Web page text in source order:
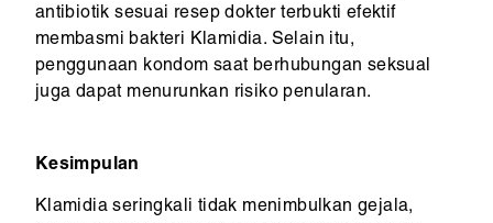
antibiotik sesuai resep dokter terbukti efektif
membasmi bakteri Klamidia. Selain itu,
penggunaan kondom saat berhubungan seksual
juga dapat menurunkan risiko penularan.
Kesimpulan
Klamidia seringkali tidak menimbulkan gejala,